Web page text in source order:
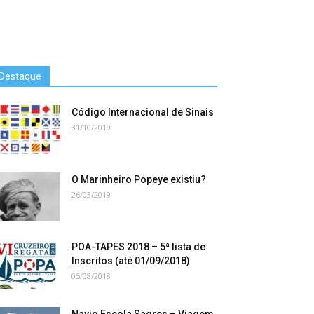
Código Internacional de Sinais
31/10/2019
O Marinheiro Popeye existiu?
26/03/2019
POA-TAPES 2018 – 5ª lista de
Inscritos (até 01/09/2018)
05/08/2018